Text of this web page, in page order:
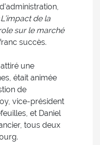
L’impact de la
sur le marché
succès.
une
était animée
de
vice-président
et Daniel
tous deux